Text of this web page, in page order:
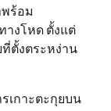
พร้อม
งโหด ตั้งแต่
ตั้งตระหง่าน
เกาะตะกุยบน